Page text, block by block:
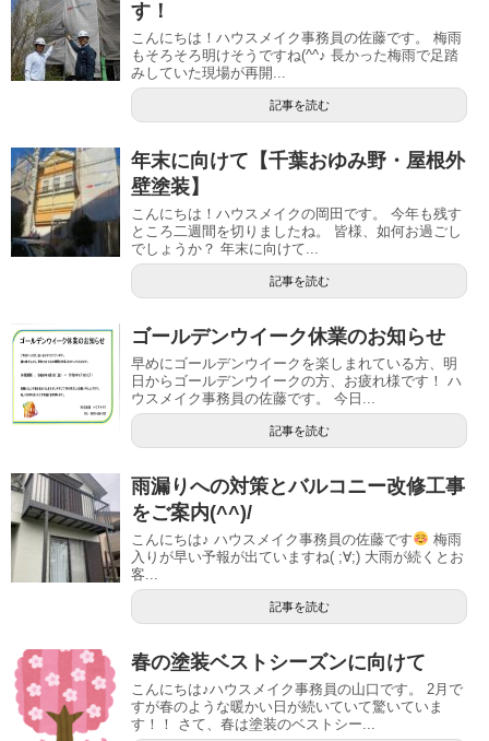
す！
こんにちは！ハウスメイク事務員の佐藤です。 梅雨
もそろそろ明けそうですね(^^♪ 長かった梅雨で足踏
みしていた現場が再開...
記事を読む
年末に向けて【千葉おゆみ野・屋根外
壁塗装】
こんにちは！ハウスメイクの岡田です。 今年も残す
ところ二週間を切りましたね。 皆様、如何お過ごし
でしょうか？ 年末に向けて...
記事を読む
ゴールデンウイーク休業のお知らせ
早めにゴールデンウイークを楽しまれている方、明
日からゴールデンウイークの方、お疲れ様です！ ハ
ウスメイク事務員の佐藤です。 今日...
記事を読む
雨漏りへの対策とバルコニー改修工事
をご案内(^^)/
こんにちは♪ ハウスメイク事務員の佐藤です
梅雨
入りが早い予報が出ていますね( ;∀;) 大雨が続くとお
客...
記事を読む
春の塗装ベストシーズンに向けて
こんにちは♪ハウスメイク事務員の山口です。 2月で
すが春のような暖かい日が続いていて驚いていま
す！！ さて、春は塗装のベストシー...